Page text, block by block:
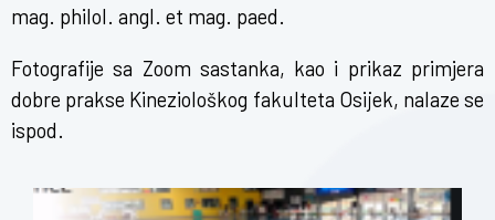
mag. philol. angl. et mag. paed.
Fotografije sa Zoom sastanka, kao i prikaz primjera
dobre prakse Kineziološkog fakulteta Osijek, nalaze se
ispod.